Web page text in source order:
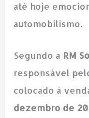
até hoje
automobilismo.
Segundo a RM
responsável
colocado à
dezembro de